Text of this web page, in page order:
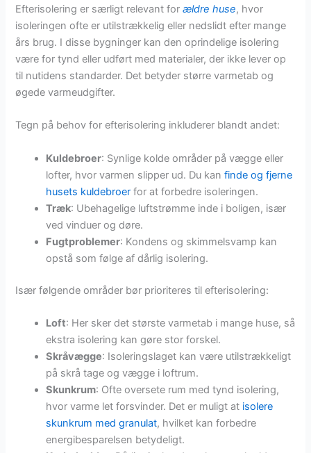
Efterisolering er særligt relevant forældre huse, hvor
isoleringen ofte er utilstrækkelig eller nedslidt efter mange
års brug. I disse bygninger kan den oprindelige isolering
være for tynd eller udført med materialer, der ikke lever op
til nutidens standarder. Det betyder større varmetab og
øgede varmeudgifter.
Tegn på behov for efterisolering inkluderer blandt andet:
Kuldebroer: Synlige kolde områder på vægge eller
lofter, hvor varmen slipper ud. Du kanfinde og fjerne
husets kuldebroer for at forbedre isoleringen.
Træk: Ubehagelige luftstrømme inde i boligen, især
ved vinduer og døre.
Fugtproblemer: Kondens og skimmelsvamp kan
opstå som følge af dårlig isolering.
Især følgende områder bør prioriteres til efterisolering:
Loft: Her sker det største varmetab i mange huse, så
ekstra isolering kan gøre stor forskel.
Skråvægge: Isoleringslaget kan være utilstrækkeligt
på skrå tage og vægge i loftrum.
Skunkrum: Ofte oversete rum med tynd isolering,
hvor varme let forsvinder. Det er muligt at isolere
skunkrum med granulat, hvilket kan forbedre
energibesparelsen betydeligt.